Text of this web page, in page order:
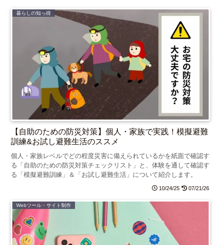
暮らしの知っ得
【自助のための防災対策】個人・家族で実践！模擬避難
訓練&お試し避難生活のススメ
個人・家族レベルでどの程度災害に備えられているかを紙面で確認す
る「自助のための防災対策チェックリスト」と、体験を通して確認す
る「模擬避難訓練」＆「お試し避難生活」について紹介します。
10/24/25 07/21/26
Webツール・サイト制作